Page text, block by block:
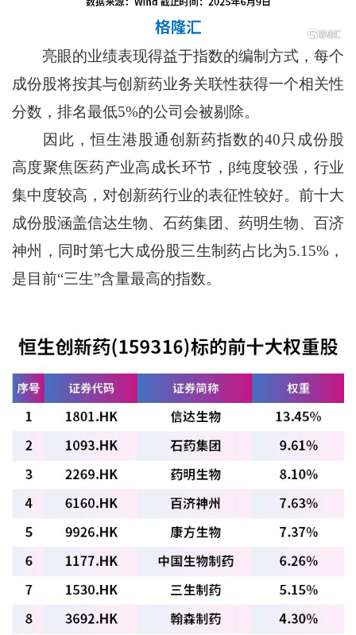
亮眼的业绩表现得益于指数的编制方式，每个
成份股将按其与创新药业务关联性获得一个相关性
分数，排名最低5%的公司会被剔除。
因此，恒生港股通创新药指数的40只成份股
高度聚焦医药产业高成长环节，β纯度较强，行业
集中度较高，对创新药行业的表征性较好。前十大
成份股涵盖信达生物、石药集团、药明生物、百济
神州，同时第七大成份股三生制药占比为5.15%，
是目前“三生”含量最高的指数。